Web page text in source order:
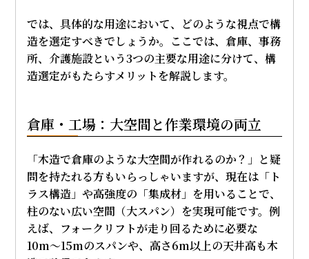
では、具体的な用途において、どのような視点で構
造を選定すべきでしょうか。ここでは、倉庫、事務
所、介護施設という3つの主要な用途に分けて、構
造選定がもたらすメリットを解説します。
倉庫・工場：大空間と作業環境の両立
「木造で倉庫のような大空間が作れるのか？」と疑
問を持たれる方もいらっしゃいますが、現在は「ト
ラス構造」や高強度の「集成材」を用いることで、
柱のない広い空間（大スパン）を実現可能です。例
えば、フォークリフトが走り回るために必要な
10m〜15mのスパンや、高さ6m以上の天井高も木